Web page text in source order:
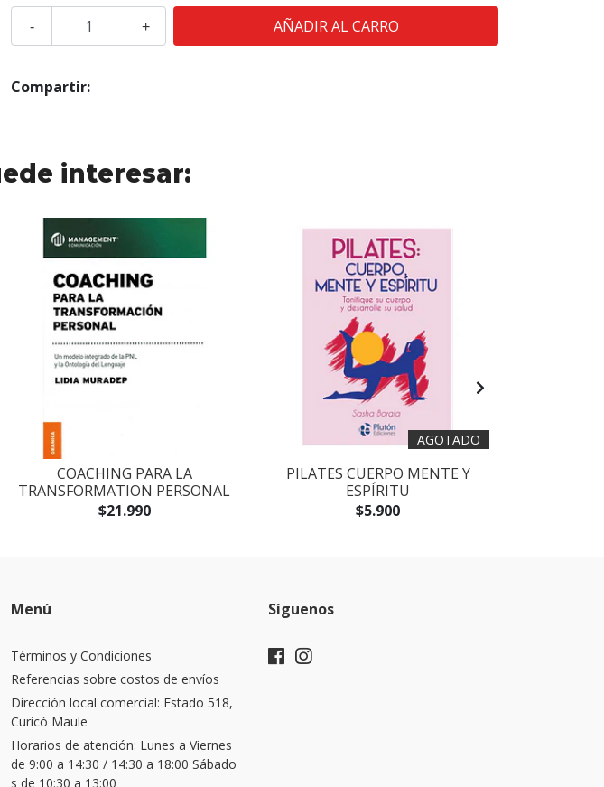
+
-
Compartir:
interesar:
COACHING PARA LA
TRANSFORMATION PERSONAL
$21.990
AGOTADO
PILATES CUERPO MENTE Y
ESPÍRITU
$5.900
Menú
Términos y Condiciones
Referencias sobre costos de envíos
Dirección local comercial: Estado 518,
Curicó Maule
Horarios de atención: Lunes a Viernes
de 9:00 a 14:30 / 14:30 a 18:00 Sábado
s de 10:30 a 13:00
Síguenos